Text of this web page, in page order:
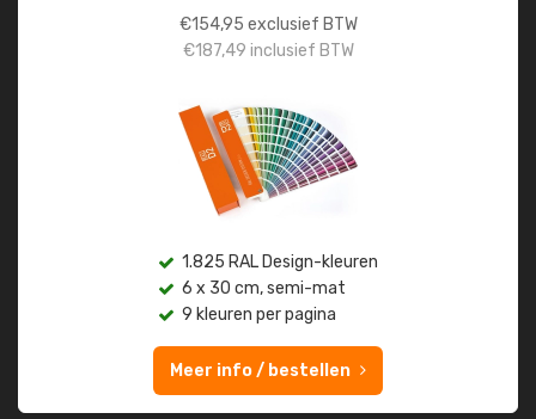
€154,95 exclusief BTW
€187,49 inclusief BTW
1.825 RAL Design-kleuren
6 x 30 cm, semi-mat
9 kleuren per pagina
Meer info / bestellen